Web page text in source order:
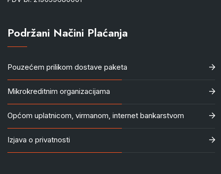
Podržani Načini Plaćanja
Pouzećem prilikom dostave paketa
Mikrokreditnim organizacijama
Općom uplatnicom, virmanom, internet bankarstvom
Izjava o privatnosti